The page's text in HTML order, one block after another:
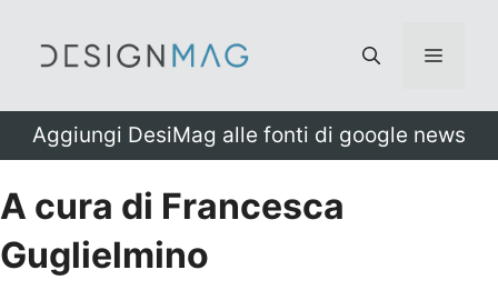
Menu
Aggiungi DesiMag alle fonti di google news
A cura di Francesca
Guglielmino